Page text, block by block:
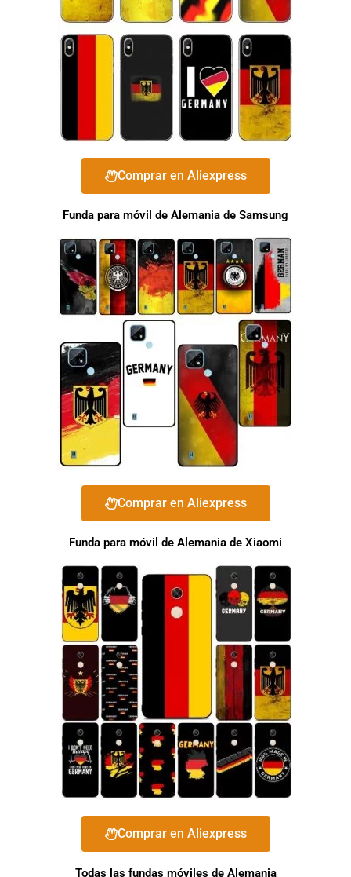
Comprar en Aliexpress
Funda para móvil de Alemania de Samsung
Comprar en Aliexpress
Funda para móvil de Alemania de Xiaomi
Comprar en Aliexpress
Todas las fundas móviles de Alemania